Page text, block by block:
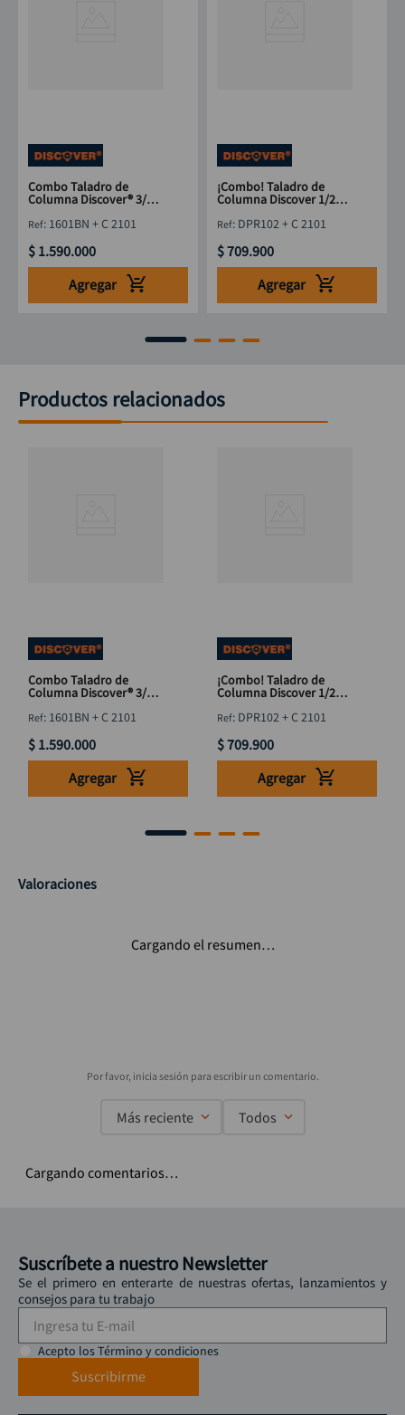
Combo Taladro de
Columna Discover® 3/4
Brocas HSS 21 pzs
: 1601BN + C 2101
$ 1.590.000
Agregar
¡Combo! Taladro de
Columna Discover 1/2
21 Brocas HSS
: DPR102 + C 2101
$709.900
Agregar
Productos relacionados
Combo Taladro de
Columna Discover® 3/4
Brocas HSS 21 pzs
: 1601BN + C 2101
$ 1.590.000
Agregar
¡Combo! Taladro de
Columna Discover 1/2
21 Brocas HSS
: DPR102 + C 2101
$709.900
Agregar
Valoraciones
Cargando el resumen…
Más reciente Todos
Cargando comentarios…
Suscríbete a nuestro Newsletter
Se el primero en enterarte de nuestras ofertas, lanzamientos y
consejos para tu trabajo
Acepto los Término y condiciones
Suscribirme